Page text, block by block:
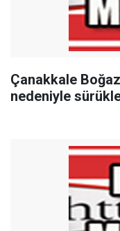
Çanakkale
nedeniyle